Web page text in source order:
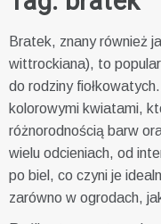
Bratek, znany również
wittrockiana), to
do rodziny
kolorowymi kwiatami,
różnorodnością barw
wielu odcieniach, od
po biel, co czyni je
zarówno w ogrodach,